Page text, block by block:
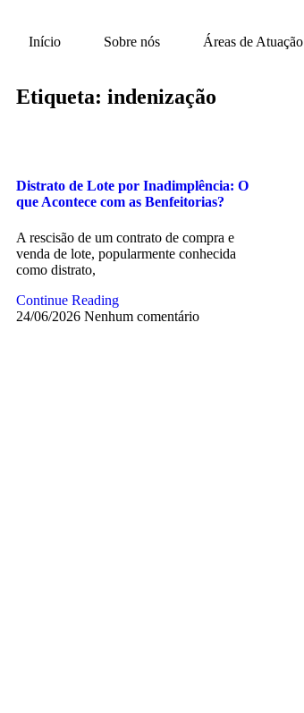
Início Sobre nós Áreas de Atuação
Etiqueta: indenização
Distrato de Lote por Inadimplência: O
que Acontece com as Benfeitorias?
A rescisão de um contrato de compra e
venda de lote, popularmente conhecida
como distrato,
Continue Reading
24/06/2026 Nenhum comentário